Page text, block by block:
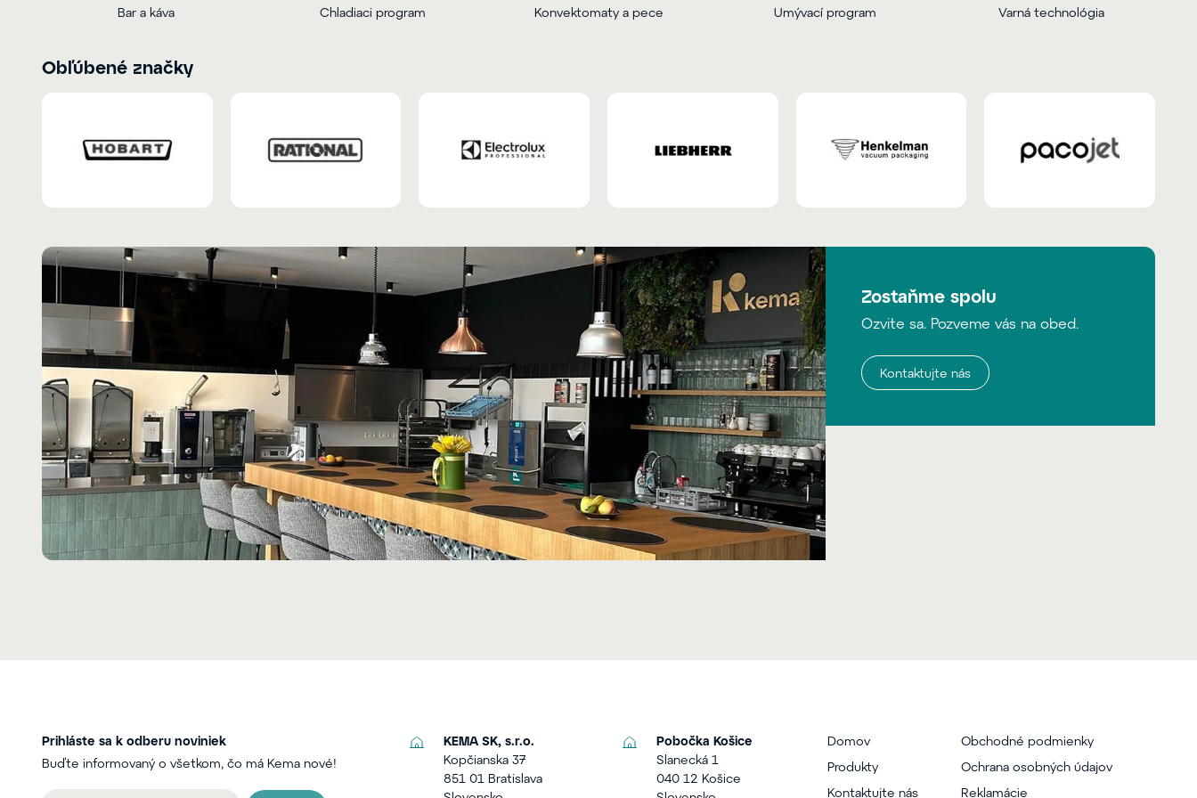
Bar a káva Chladiaci program Konvektomaty a pece Umývací program Varná technológia
Obľúbené značky
Zostaňme spolu
Ozvite sa. Pozveme vás na obed.
Kontaktujte nás
Prihláste sa k odberu noviniek
Buďte informovaný o všetkom, čo má Kema nové!
KEMA SK, s.r.o.
Kopčianska 37
851 01 Bratislava
Pobočka Košice
Slanecká 1
040 12 Košice
Domov
Produkty
Kontaktujte nás
Obchodné podmienky
Ochrana osobných údajov
Reklamácie